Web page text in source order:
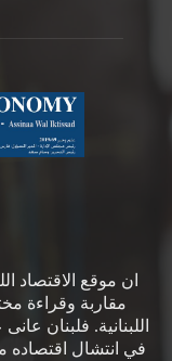
ان موقع الاقتصاد
مقاربة وقراءة
اللبنانية. فلبنان
في انتشال اقتصاده